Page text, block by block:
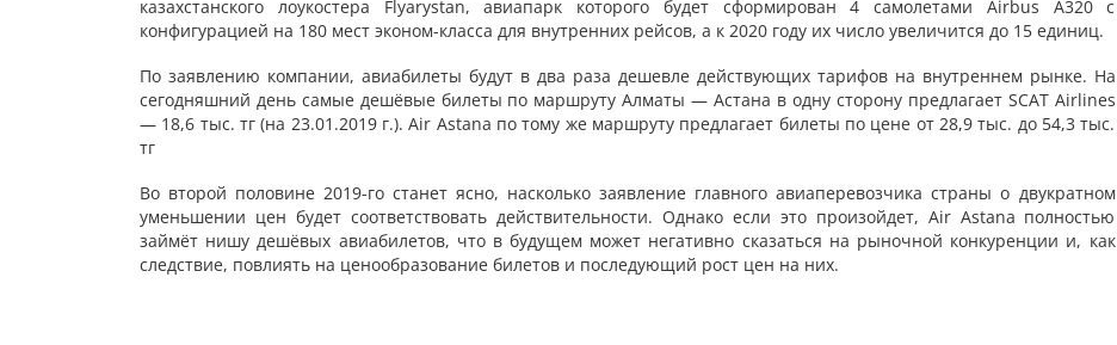
казахстанского лоукостера Flyarystan, авиапарк которого будет сформирован 4 самолетами Airbus А320 с
конфигурацией на 180 мест эконом-класса для внутренних рейсов, а к 2020 году их число увеличится до 15 единиц.
По заявлению компании, авиабилеты будут в два раза дешевле действующих тарифов на внутреннем рынке. На
сегодняшний день самые дешёвые билеты по маршруту Алматы — Астана в одну сторону предлагает SCAT Airlines
— 18,6 тыс. тг (на 23.01.2019 г.). Air Astana по тому же маршруту предлагает билеты по цене от 28,9 тыс. до 54,3 тыс.
тг
Во второй половине 2019-го станет ясно, насколько заявление главного авиаперевозчика страны о двукратном
уменьшении цен будет соответствовать действительности. Однако если это произойдет, Air Astana полностью
займёт нишу дешёвых авиабилетов, что в будущем может негативно сказаться на рыночной конкуренции и, как
следствие, повлиять на ценообразование билетов и последующий рост цен на них.